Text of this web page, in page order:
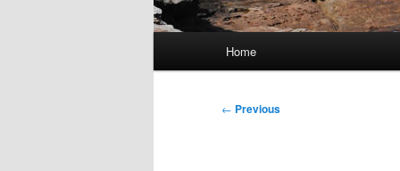
Home
Post
← Previous